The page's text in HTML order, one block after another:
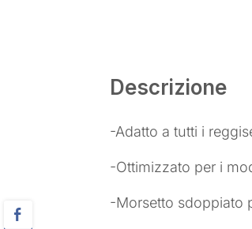
Descrizione
-Adatto a tutti i
-Ottimizzato per i
-Morsetto sdoppiato